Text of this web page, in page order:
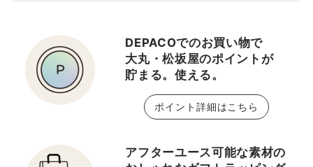
DEPACOでのお買い物で
大丸・松坂屋のポイントが
貯まる。使える。
ポイント詳細はこちら
アフターユース可能な素材の